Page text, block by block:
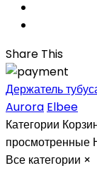
Share This
Держатель
Aurora Elbee
Категории
просмотренные
Все категории ×